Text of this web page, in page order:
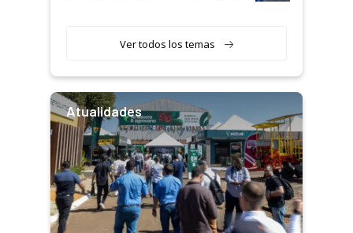
Ver todos los temas
Atualidades